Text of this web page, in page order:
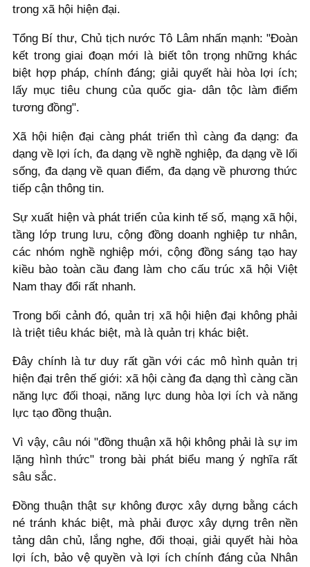
trong xã hội hiện đại.
Tổng Bí thư, Chủ tịch nước Tô Lâm nhấn mạnh: "Đoàn
kết trong giai đoạn mới là biết tôn trọng những khác
biệt hợp pháp, chính đáng; giải quyết hài hòa lợi ích;
lấy mục tiêu chung của quốc gia- dân tộc làm điểm
tương đồng".
Xã hội hiện đại càng phát triển thì càng đa dạng: đa
dạng về lợi ích, đa dạng về nghề nghiệp, đa dạng về lối
sống, đa dạng về quan điểm, đa dạng về phương thức
tiếp cận thông tin.
Sự xuất hiện và phát triển của kinh tế số, mạng xã hội,
tầng lớp trung lưu, cộng đồng doanh nghiệp tư nhân,
các nhóm nghề nghiệp mới, cộng đồng sáng tạo hay
kiều bào toàn cầu đang làm cho cấu trúc xã hội Việt
Nam thay đổi rất nhanh.
Trong bối cảnh đó, quản trị xã hội hiện đại không phải
là triệt tiêu khác biệt, mà là quản trị khác biệt.
Đây chính là tư duy rất gần với các mô hình quản trị
hiện đại trên thế giới: xã hội càng đa dạng thì càng cần
năng lực đối thoại, năng lực dung hòa lợi ích và năng
lực tạo đồng thuận.
Vì vậy, câu nói "đồng thuận xã hội không phải là sự im
lặng hình thức" trong bài phát biểu mang ý nghĩa rất
sâu sắc.
Đồng thuận thật sự không được xây dựng bằng cách
né tránh khác biệt, mà phải được xây dựng trên nền
tảng dân chủ, lắng nghe, đối thoại, giải quyết hài hòa
lợi ích, bảo vệ quyền và lợi ích chính đáng của Nhân